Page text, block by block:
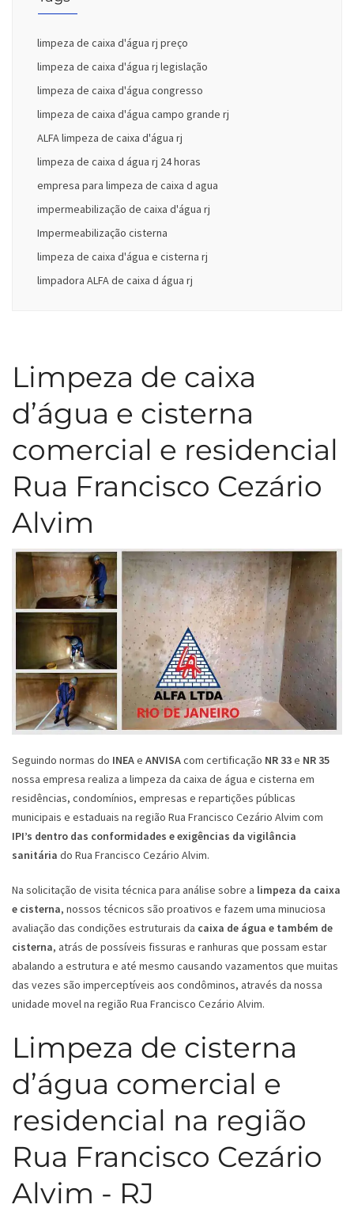
limpeza de caixa d'água rj preço
limpeza de caixa d'água rj legislação
limpeza de caixa d'água congresso
limpeza de caixa d'água campo grande rj
ALFA limpeza de caixa d'água rj
limpeza de caixa d água rj 24 horas
empresa para limpeza de caixa d agua
impermeabilização de caixa d'água rj
Impermeabilização cisterna
limpeza de caixa d'água e cisterna rj
limpadora ALFA de caixa d água rj
Limpeza de caixa
d’água e cisterna
comercial e residencial
Rua Francisco Cezário
Alvim
Seguindo normas do INEAe ANVISAcom certificação NR 33e NR 35
nossa empresa realiza a limpeza da caixa de água e cisterna em
residências, condomínios, empresas e repartições públicas
municipais e estaduais na região Rua Francisco Cezário Alvim com
IPI’s dentro das conformidades e exigências da vigilância
sanitária do Rua Francisco Cezário Alvim.
Na solicitação de visita técnica para análise sobre a limpeza da caixa
e cisterna, nossos técnicos são proativos e fazem uma minuciosa
avaliação das condições estruturais da caixa de água e também de
cisterna, atrás de possíveis fissuras e ranhuras que possam estar
abalando a estrutura e até mesmo causando vazamentos que muitas
das vezes são imperceptíveis aos condôminos, através da nossa
unidade movel na região Rua Francisco Cezário Alvim.
Limpeza de cisterna
d’água comercial e
residencial na região
Rua Francisco Cezário
Alvim - RJ